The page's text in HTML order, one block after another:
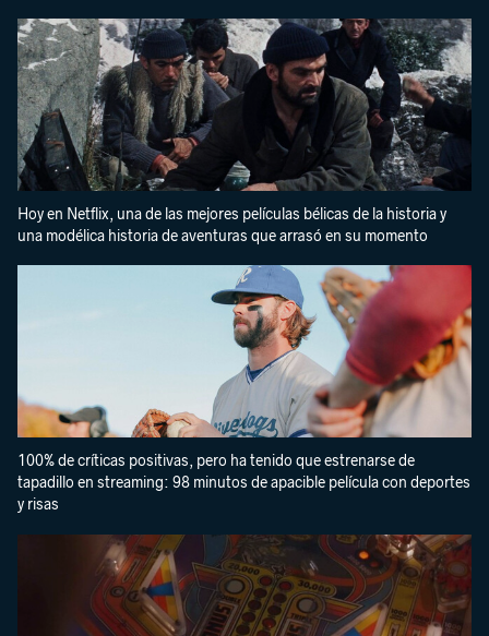
Hoy en Netflix, una de las mejores películas bélicas de la historia y
una modélica historia de aventuras que arrasó en su momento
100% de críticas positivas, pero ha tenido que estrenarse de
tapadillo en streaming: 98 minutos de apacible película con deportes
y risas